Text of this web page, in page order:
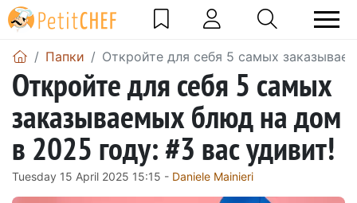
Папки Откройте для себя 5 самых
Откройте для себя 5 самых
заказываемых блюд на дом
в 2025 году: #3 вас удивит!
Tuesday 15 April 2025 15:15 - Daniele Mainieri